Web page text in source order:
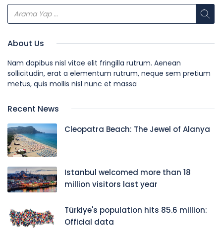
About Us
Nam dapibus nisl vitae elit fringilla rutrum. Aenean
sollicitudin, erat a elementum rutrum, neque sem pretium
metus, quis mollis nisl nunc et massa
Recent News
Cleopatra Beach: The Jewel of Alanya
Istanbul welcomed more than 18
million visitors last year
Türkiye's population hits 85.6 million:
Official data